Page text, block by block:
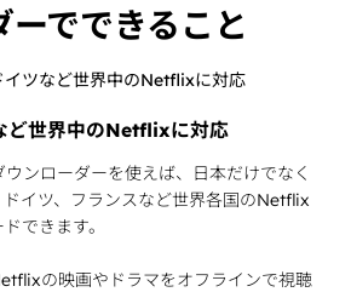
ーでできること
ど世界中のNetflixに対応
ンローダーを使えば、日本だけでなく
イツ、フランスなど世界各国のNetflix
できます。
の映画やドラマをオフラインで視聴